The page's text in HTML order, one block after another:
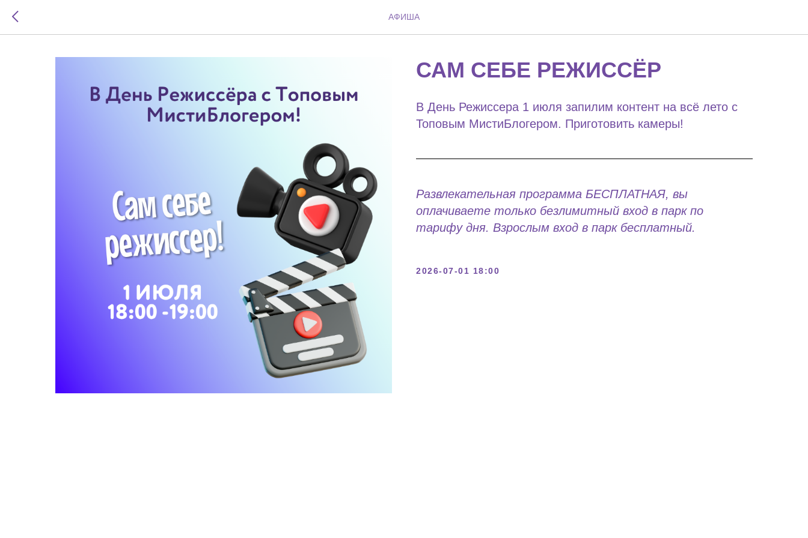
АФИША
САМ СЕБЕ РЕЖИССЁР
В День Режиссера 1 июля запилим контент на всё лето с
Топовым МистиБлогером. Приготовить камеры!
Развлекательная программа БЕСПЛАТНАЯ, вы
оплачиваете только безлимитный вход в парк по
тарифу дня. Взрослым вход в парк бесплатный.
2026-07-01 18:00